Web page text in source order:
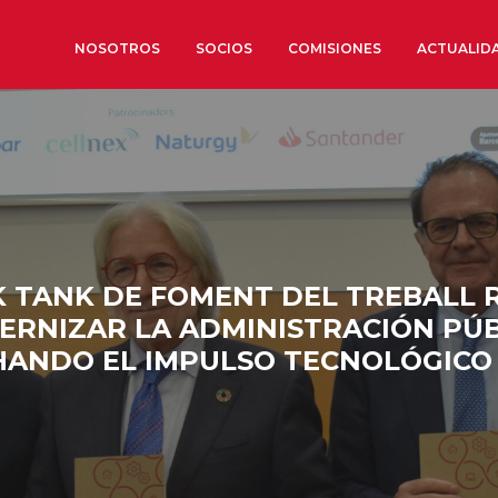
NOSOTROS
Sobre nosotros
Órganos de Gobierno
Órganos Consultivos
Estructura Ejecutiva
Institut d’Estudis
Organizaciones sectoriales
Sociedad Barcelonesa de
Económicos y Sociales
Organizaciones territoriales
SOCIOS COMISIONES
TANK DE FOMENT DEL TREBALL
LA ADMINISTRACIÓN
EL IMPULSO